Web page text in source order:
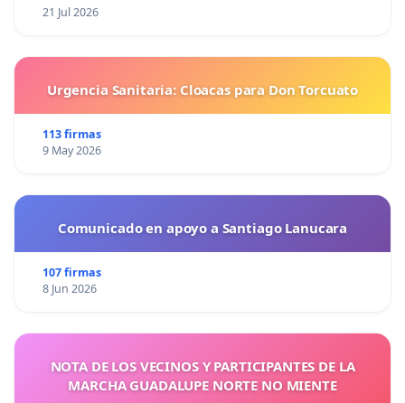
21 Jul 2026
Urgencia Sanitaria: Cloacas para Don Torcuato
113 firmas
9 May 2026
Comunicado en apoyo a Santiago Lanucara
107 firmas
8 Jun 2026
NOTA DE LOS VECINOS Y PARTICIPANTES DE LA
MARCHA GUADALUPE NORTE NO MIENTE